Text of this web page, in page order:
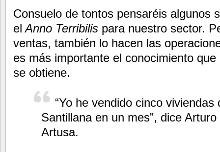
Consuelo de tontos pensaréis algunos
el Anno Terribilis para nuestro sector.
ventas, también lo hacen las
es más importante el conocimiento
se obtiene.
“Yo he vendido cinco viviendas
Santillana en un mes”, dice
Artusa.